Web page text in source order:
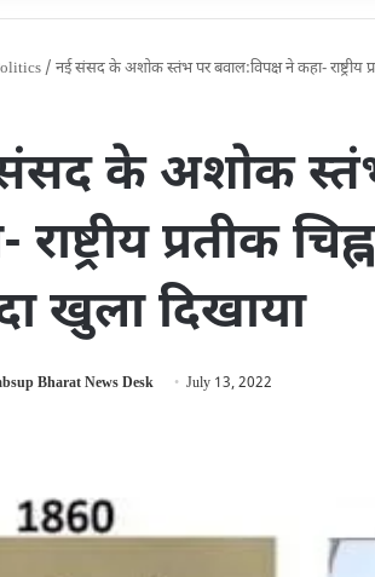
/ नई संसद के अशोक स्तंभ पर बवाल:विपक्ष ने कहा- राष्ट्रीय
के अशोक
राष्ट्रीय प्रतीक
खुला दिखाया
Bharat News Desk July 13, 2022